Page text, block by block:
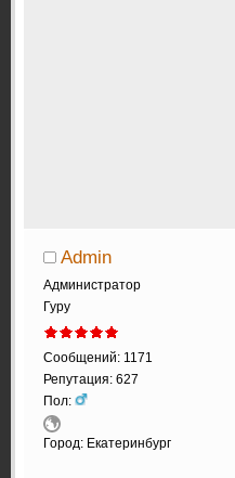
Admin
Администратор
Гуру
Сообщений: 1171
Репутация: 627
Пол:
Город: Екатеринбург